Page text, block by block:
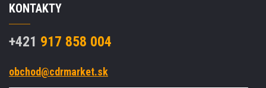
KONTAKTY
+421 917 858 004
obchod@cdrmarket.sk